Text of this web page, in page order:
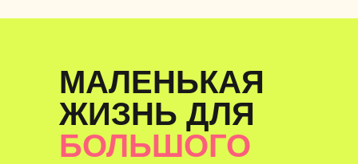
МАЛЕНЬКАЯ
ЖИЗНЬ ДЛЯ
БОЛЬШОГО